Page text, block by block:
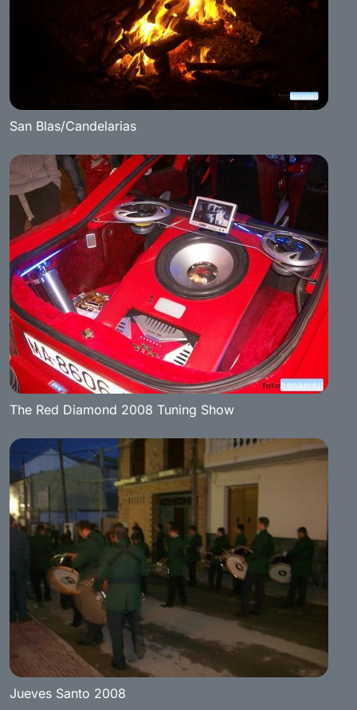
San Blas/Candelarias
The Red Diamond 2008 Tuning Show
Jueves Santo 2008